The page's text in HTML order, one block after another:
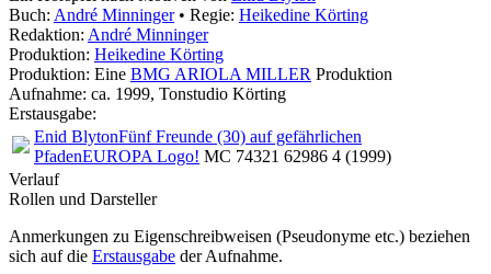
Buch: André Minninger• Regie: Heikedine Körting
Redaktion: André Minninger
Produktion: Heikedine Körting
Produktion: Eine BMG ARIOLA MILLER Produktion
Aufnahme: ca. 1999, Tonstudio Körting
Erstausgabe:
Enid BlytonFünf Freunde (30) auf gefährlichen
PfadenEUROPA Logo! MC 74321 62986 4 (1999)
Verlauf
Rollen und Darsteller
Anmerkungen zu Eigenschreibweisen (Pseudonyme etc.) beziehen
sich auf die Erstausgabe der Aufnahme.